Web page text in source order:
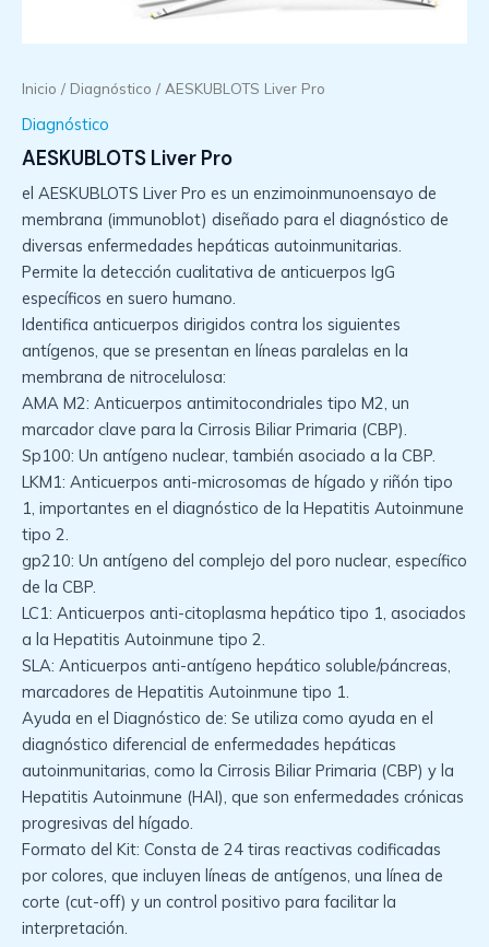
Inicio / Diagnóstico / AESKUBLOTS Liver Pro
Diagnóstico
AESKUBLOTS Liver Pro
el AESKUBLOTS Liver Pro es un enzimoinmunoensayo de
membrana (immunoblot) diseñado para el diagnóstico de
diversas enfermedades hepáticas autoinmunitarias.
Permite la detección cualitativa de anticuerpos IgG
específicos en suero humano.
Identifica anticuerpos dirigidos contra los siguientes
antígenos, que se presentan en líneas paralelas en la
membrana de nitrocelulosa:
AMA M2: Anticuerpos antimitocondriales tipo M2, un
marcador clave para la Cirrosis Biliar Primaria (CBP).
Sp100: Un antígeno nuclear, también asociado a la CBP.
LKM1: Anticuerpos anti-microsomas de hígado y riñón tipo
1, importantes en el diagnóstico de la Hepatitis Autoinmune
tipo 2.
gp210: Un antígeno del complejo del poro nuclear, específico
de la CBP.
LC1: Anticuerpos anti-citoplasma hepático tipo 1, asociados
a la Hepatitis Autoinmune tipo 2.
SLA: Anticuerpos anti-antígeno hepático soluble/páncreas,
marcadores de Hepatitis Autoinmune tipo 1.
Ayuda en el Diagnóstico de: Se utiliza como ayuda en el
diagnóstico diferencial de enfermedades hepáticas
autoinmunitarias, como la Cirrosis Biliar Primaria (CBP) y la
Hepatitis Autoinmune (HAI), que son enfermedades crónicas
progresivas del hígado.
Formato del Kit: Consta de 24 tiras reactivas codificadas
por colores, que incluyen líneas de antígenos, una línea de
corte (cut-off) y un control positivo para facilitar la
interpretación.